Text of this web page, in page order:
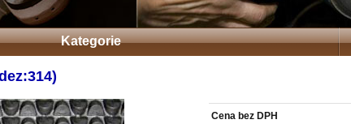
Kategorie
Cena bez DPH